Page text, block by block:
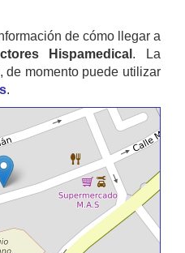
de cómo llegar a
Hispamedical . La
de momento puede utilizar
.